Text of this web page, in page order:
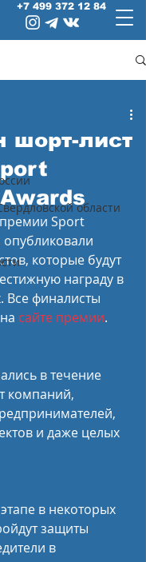
+7 499 372 12 84
области
шорт-лист
Sport
опубликовали
которые будут
награду в
Все финалисты
сайте премии.
в течение
компаний,
и даже целых
в некоторых
защиты
в